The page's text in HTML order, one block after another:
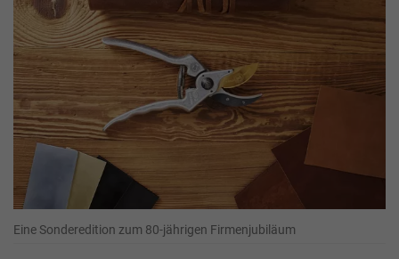
Eine Sonderedition zum 80-jährigen Firmenjubiläum